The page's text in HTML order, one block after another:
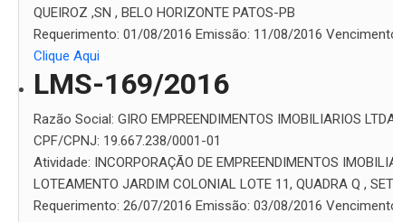
QUEIROZ ,SN , BELO HORIZONTE PATOS-PB
Requerimento: 01/08/2016 Emissão: 11/08/2016
Clique Aqui
LMS-169/2016
Razão Social: GIRO EMPREENDIMENTOS IMOBILIARIOS
CPF/CPNJ: 19.667.238/0001-01
Atividade: INCORPORAÇÃO DE EMPREENDIMENTOS
LOTEAMENTO JARDIM COLONIAL LOTE 11, QUADRA Q ,
Requerimento: 26/07/2016 Emissão: 03/08/2016